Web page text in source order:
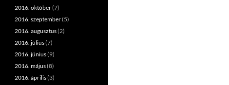
2016. október(7)
2016. szeptember(5)
2016. augusztus(2)
2016. július(7)
2016. június(9)
2016. május(8)
2016. április(3)